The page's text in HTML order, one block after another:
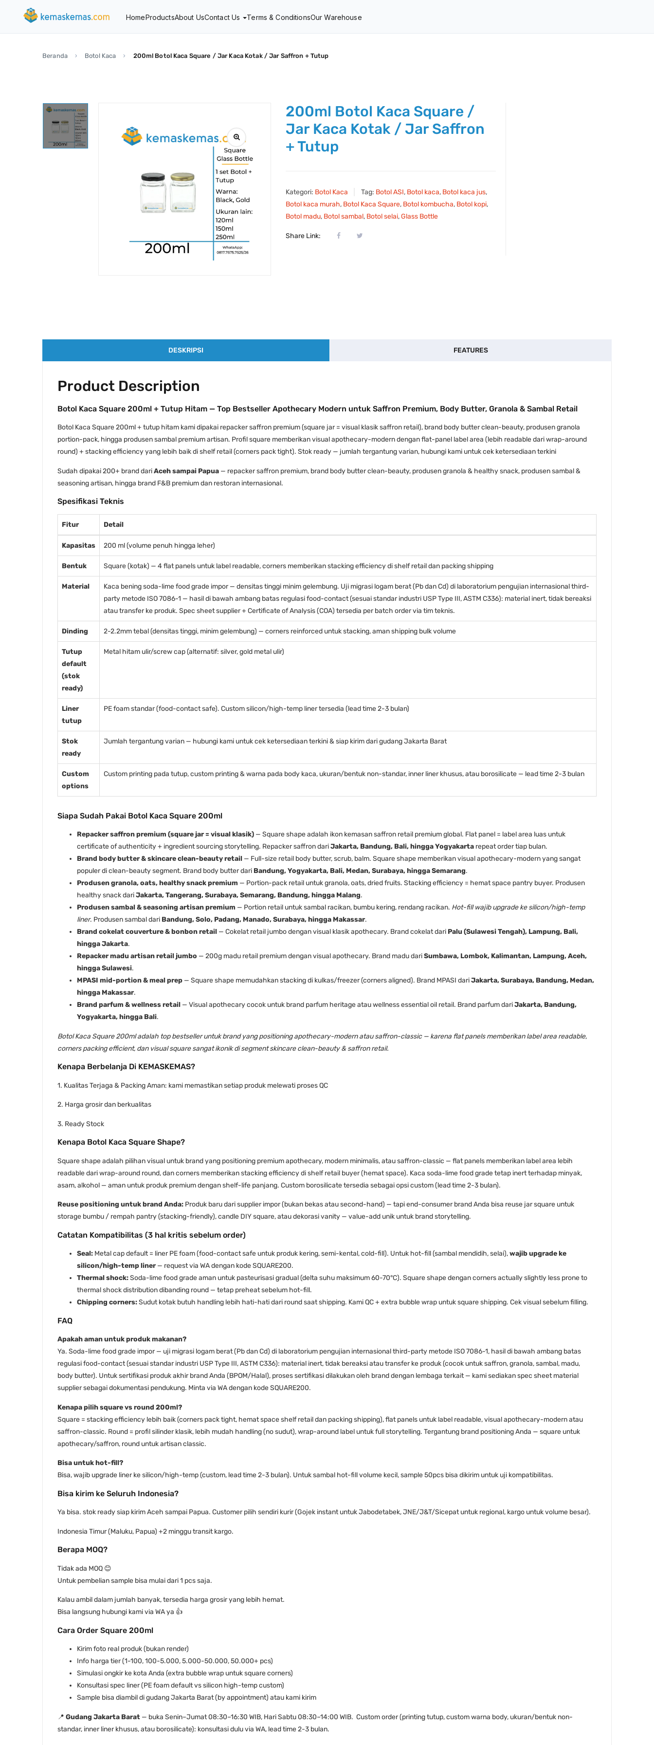
HomeProductsAbout UsContact Us Terms & ConditionsOur Warehouse
Beranda Botol Kaca 200ml Botol Kaca Square / Jar Kaca Kotak / Jar Saffron + Tutup
200ml Botol Kaca Square /
Jar Kaca Kotak / Jar Saffron
+ Tutup
Kategori: Botol Kaca Tag: Botol ASI, Botol kaca, Botol kaca jus,
Botol kaca murah, Botol Kaca Square, Botol kombucha, Botol kopi,
Botol madu, Botol sambal, Botol selai,Glass Bottle
Share Link:
DESKRIPSI FEATURES
Product Description
Botol Kaca Square 200ml + Tutup Hitam — Top Bestseller Apothecary Modern untuk Saffron Premium, Body Butter, Granola & Sambal Retail
Botol Kaca Square 200ml + tutup hitam kami dipakai repacker saffron premium (square jar = visual klasik saffron retail), brand body butter clean-beauty, produsen granola
portion-pack, hingga produsen sambal premium artisan. Profil square memberikan visual apothecary-modern dengan flat-panel label area (lebih readable dari wrap-around
round) + stacking efficiency yang lebih baik di shelf retail (corners pack tight). Stok ready — jumlah tergantung varian, hubungi kami untuk cek ketersediaan terkini
Sudah dipakai 200+ brand dariAceh sampai Papua — repacker saffron premium, brand body butter clean-beauty, produsen granola & healthy snack, produsen sambal &
seasoning artisan, hingga brand F&B premium dan restoran internasional.
Spesifikasi Teknis
Fitur Detail
Kapasitas 200 ml (volume penuh hingga leher)
Bentuk Square (kotak) — 4 flat panels untuk label readable, corners memberikan stacking efficiency di shelf retail dan packing shipping
Material
Kaca bening soda-lime food grade impor — densitas tinggi minim gelembung. Uji migrasi logam berat (Pb dan Cd) di laboratorium pengujian internasional third-
party metode ISO 7086-1 — hasil di bawah ambang batas regulasi food-contact (sesuai standar industri USP Type III, ASTM C336): material inert, tidak bereaksi
atau transfer ke produk. Spec sheet supplier + Certificate of Analysis (COA) tersedia per batch order via tim teknis.
Dinding 2-2.2mm tebal (densitas tinggi, minim gelembung) — corners reinforced untuk stacking, aman shipping bulk volume
Tutup
default
(stok
ready)
Metal hitam ulir/screw cap (alternatif: silver, gold metal ulir)
Liner
tutup
PE foam standar (food-contact safe). Custom silicon/high-temp liner tersedia (lead time 2-3 bulan)
Stok
ready
Jumlah tergantung varian — hubungi kami untuk cek ketersediaan terkini & siap kirim dari gudang Jakarta Barat
Custom
options
Custom printing pada tutup, custom printing & warna pada body kaca, ukuran/bentuk non-standar, inner liner khusus, atau borosilicate — lead time 2-3 bulan
Siapa Sudah Pakai Botol Kaca Square 200ml
Repacker saffron premium (square jar = visual klasik) — Square shape adalah ikon kemasan saffron retail premium global. Flat panel = label area luas untuk
certificate of authenticity + ingredient sourcing storytelling. Repacker saffron dariJakarta, Bandung, Bali, hingga Yogyakarta repeat order tiap bulan.
Brand body butter & skincare clean-beauty retail — Full-size retail body butter, scrub, balm. Square shape memberikan visual apothecary-modern yang sangat
populer di clean-beauty segment. Brand body butter dari Bandung, Yogyakarta, Bali, Medan, Surabaya, hingga Semarang.
Produsen granola, oats, healthy snack premium — Portion-pack retail untuk granola, oats, dried fruits. Stacking efficiency = hemat space pantry buyer. Produsen
healthy snack dariJakarta, Tangerang, Surabaya, Semarang, Bandung, hingga Malang.
Produsen sambal & seasoning artisan premium — Portion retail untuk sambal racikan, bumbu kering, rendang racikan. Hot-fill wajib upgrade ke silicon/high-temp
liner. Produsen sambal dari Bandung, Solo, Padang, Manado, Surabaya, hingga Makassar.
Brand cokelat couverture & bonbon retail — Cokelat retail jumbo dengan visual klasik apothecary. Brand cokelat dari Palu (Sulawesi Tengah), Lampung, Bali,
hingga Jakarta.
Repacker madu artisan retail jumbo — 200g madu retail premium dengan visual apothecary. Brand madu dariSumbawa, Lombok, Kalimantan, Lampung, Aceh,
hingga Sulawesi.
MPASI mid-portion & meal prep — Square shape memudahkan stacking di kulkas/freezer (corners aligned). Brand MPASI dariJakarta, Surabaya, Bandung, Medan,
hingga Makassar.
Brand parfum & wellness retail — Visual apothecary cocok untuk brand parfum heritage atau wellness essential oil retail. Brand parfum dariJakarta, Bandung,
Yogyakarta, hingga Bali.
Botol Kaca Square 200ml adalah top bestseller untuk brand yang positioning apothecary-modern atau saffron-classic — karena flat panels memberikan label area readable,
corners packing efficient, dan visual square sangat ikonik di segment skincare clean-beauty & saffron retail.
Kenapa Berbelanja Di KEMASKEMAS?
1. Kualitas Terjaga & Packing Aman: kami memastikan setiap produk melewati proses QC
2. Harga grosir dan berkualitas
3. Ready Stock
Kenapa Botol Kaca Square Shape?
Square shape adalah pilihan visual untuk brand yang positioning premium apothecary, modern minimalis, atau saffron-classic — flat panels memberikan label area lebih
readable dari wrap-around round, dan corners memberikan stacking efficiency di shelf retail buyer (hemat space). Kaca soda-lime food grade tetap inert terhadap minyak,
asam, alkohol — aman untuk produk premium dengan shelf-life panjang. Custom borosilicate tersedia sebagai opsi custom (lead time 2-3 bulan).
Reuse positioning untuk brand Anda: Produk baru dari supplier impor (bukan bekas atau second-hand) — tapi end-consumer brand Anda bisa reuse jar square untuk
storage bumbu / rempah pantry (stacking-friendly), candle DIY square, atau dekorasi vanity — value-add unik untuk brand storytelling.
Catatan Kompatibilitas (3 hal kritis sebelum order)
Seal: Metal cap default = liner PE foam (food-contact safe untuk produk kering, semi-kental, cold-fill). Untuk hot-fill (sambal mendidih, selai),wajib upgrade ke
silicon/high-temp liner— request via WA dengan kode SQUARE200.
Thermal shock:Soda-lime food grade aman untuk pasteurisasi gradual (delta suhu maksimum 60-70°C). Square shape dengan corners actually slightly less prone to
thermal shock distribution dibanding round — tetap preheat sebelum hot-fill.
Chipping corners:Sudut kotak butuh handling lebih hati-hati dari round saat shipping. Kami QC + extra bubble wrap untuk square shipping. Cek visual sebelum filling.
FAQ
Apakah aman untuk produk makanan?
Ya. Soda-lime food grade impor — uji migrasi logam berat (Pb dan Cd) di laboratorium pengujian internasional third-party metode ISO 7086-1, hasil di bawah ambang batas
regulasi food-contact (sesuai standar industri USP Type III, ASTM C336): material inert, tidak bereaksi atau transfer ke produk (cocok untuk saffron, granola, sambal, madu,
body butter). Untuk sertifikasi produk akhir brand Anda (BPOM/Halal), proses sertifikasi dilakukan oleh brand dengan lembaga terkait — kami sediakan spec sheet material
supplier sebagai dokumentasi pendukung. Minta via WA dengan kode SQUARE200.
Kenapa pilih square vs round 200ml?
Square = stacking efficiency lebih baik (corners pack tight, hemat space shelf retail dan packing shipping), flat panels untuk label readable, visual apothecary-modern atau
saffron-classic. Round = profil silinder klasik, lebih mudah handling (no sudut), wrap-around label untuk full storytelling. Tergantung brand positioning Anda — square untuk
apothecary/saffron, round untuk artisan classic.
Bisa untuk hot-fill?
Bisa, wajib upgrade liner ke silicon/high-temp (custom, lead time 2-3 bulan). Untuk sambal hot-fill volume kecil, sample 50pcs bisa dikirim untuk uji kompatibilitas.
Bisa kirim ke Seluruh Indonesia?
Ya bisa. stok ready siap kirim Aceh sampai Papua. Customer pilih sendiri kurir (Gojek instant untuk Jabodetabek, JNE/J&T/Sicepat untuk regional, kargo untuk volume besar).
Indonesia Timur (Maluku, Papua) +2 minggu transit kargo.
Berapa MOQ?
Tidak ada MOQ 😊
Untuk pembelian sample bisa mulai dari 1 pcs saja.
Kalau ambil dalam jumlah banyak, tersedia harga grosir yang lebih hemat.
Bisa langsung hubungi kami via WA ya 👍
Cara Order Square 200ml
Kirim foto real produk (bukan render)
Info harga tier (1-100, 100-5.000, 5.000-50.000, 50.000+ pcs)
Simulasi ongkir ke kota Anda (extra bubble wrap untuk square corners)
Konsultasi spec liner (PE foam default vs silicon high-temp custom)
Sample bisa diambil di gudang Jakarta Barat (by appointment) atau kami kirim
📍 Gudang Jakarta Barat — buka Senin–Jumat 08:30–16:30 WIB, Hari Sabtu 08:30–14:00 WIB. Custom order (printing tutup, custom warna body, ukuran/bentuk non-
standar, inner liner khusus, atau borosilicate): konsultasi dulu via WA, lead time 2-3 bulan.